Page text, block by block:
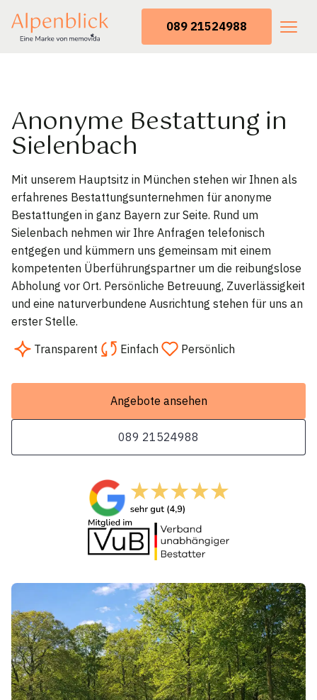
089 21524988
Anonyme Bestattung in
Sielenbach
Mit unserem Hauptsitz in München stehen wir Ihnen als
erfahrenes Bestattungsunternehmen für anonyme
Bestattungen in ganz Bayern zur Seite. Rund um
Sielenbach nehmen wir Ihre Anfragen telefonisch
entgegen und kümmern uns gemeinsam mit einem
kompetenten Überführungspartner um die reibungslose
Abholung vor Ort. Persönliche Betreuung, Zuverlässigkeit
und eine naturverbundene Ausrichtung stehen für uns an
erster Stelle.
Transparent
Einfach Persönlich
Angebote ansehen
089 21524988